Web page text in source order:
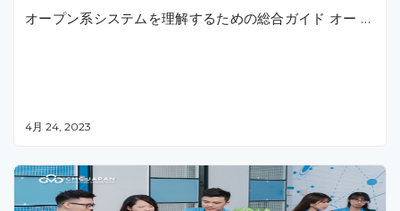
オープン系システムを理解するための総合ガイド オー …
4月 24, 2023